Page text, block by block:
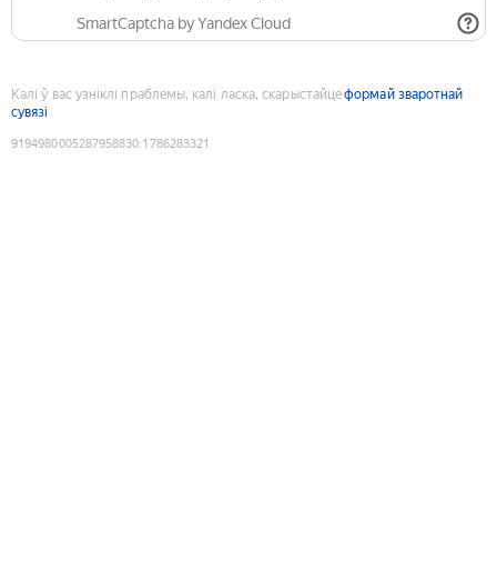
SmartCaptcha by Yandex Cloud
Калі ў вас узніклі праблемы, калі ласка, скарыстайцеформай зваротнай
сувязі
9194980005287958830:1786283321